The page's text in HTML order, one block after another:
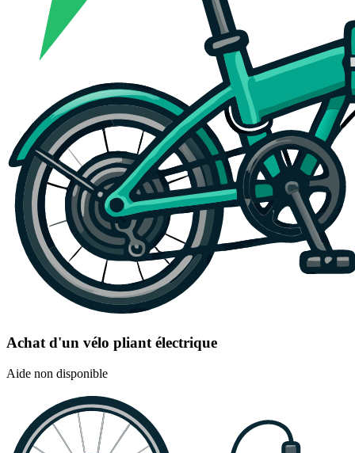
Achat d'un vélo pliant électrique
Aide non disponible